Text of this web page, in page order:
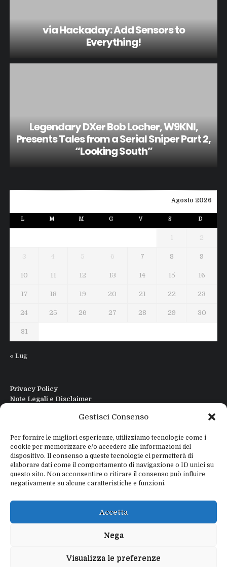
Gestisci Consenso
Per fornire le migliori esperienze, utilizziamo tecnologie come i
cookie per memorizzare e/o accedere alle informazioni del
dispositivo. Il consenso a queste tecnologie ci permetterà di
elaborare dati come il comportamento di navigazione o ID unici su
questo sito. Non acconsentire o ritirare il consenso può influire
negativamente su alcune caratteristiche e funzioni.
Accetta
Nega
Visualizza le preferenze
via Hackaday: Add Sensors to
Everything!
Legendary DXer Bob Locher, W9KNI,
Presents Tales from a Serial Sniper Part 2,
“Looking South”
Agosto 2026
L M M G V S D
1 2
3 4 5 6 7 8 9
10 11 12 13 14 15 16
17 18 19 20 21 22 23
24 25 26 27 28 29 30
31
« Lug
Privacy Policy
Note Legali e Disclaimer